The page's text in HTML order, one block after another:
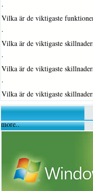
·
Vilka är de viktigaste
·
Vilka är de viktigaste
·
Vilka är de viktigaste
·
Vilka är de viktigaste
more..